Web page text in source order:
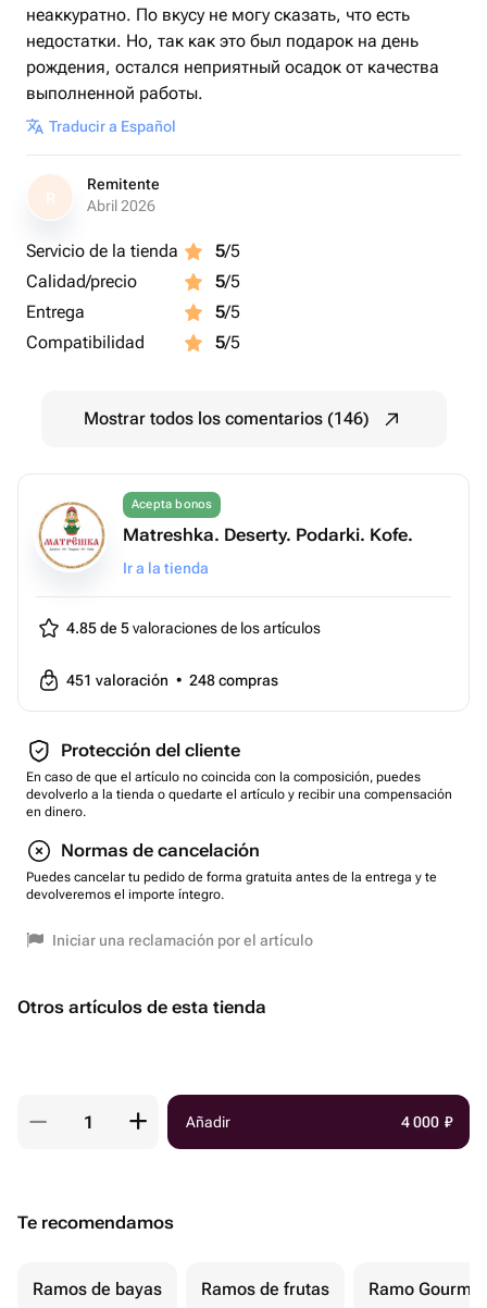
неаккуратно. По вкусу не могу сказать, что есть
недостатки. Но, так как это был подарок на день
рождения, остался неприятный осадок от качества
выполненной работы.
Traducir a Español
R
Remitente
Abril 2026
Servicio de la tienda 5/5
Calidad/precio
5/5
Entrega
5/5
Compatibilidad
5/5
Mostrar todos los comentarios (146)
Acepta bonos
Matreshka. Deserty. Podarki. Kofe.
Ir a la tienda
4.85 de 5valoraciones de los artículos
451 valoración • 248compras
Protección del cliente
En caso de que el artículo no coincida con la composición, puedes
devolverlo a la tienda o quedarte el artículo y recibir una compensación
en dinero.
Normas de cancelación
Puedes cancelar tu pedido de forma gratuita antes de la entrega y te
devolveremos el importe íntegro.
Iniciar una reclamación por el artículo
Otros artículos de esta tienda
Añadir 4 000 ₽
Te recomendamos
Ramos de bayas Ramos de frutas Ramo Gourmet